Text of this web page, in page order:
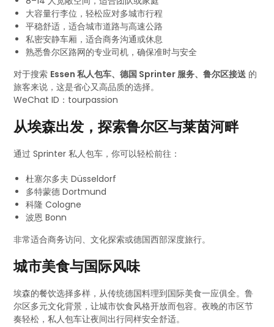
大容量行李位，轻松应对多城市行程
平稳舒适，适合城市道路与高速公路
私密安静车厢，适合商务沟通或休息
熟悉鲁尔区路网的专业司机，确保准时与安全
对于搜索 Essen 私人包车、德国 Sprinter 服务、鲁尔区接送 的
旅客来说，这是省心又高品质的选择。
WeChat ID：tourpassion
从埃森出发，探索鲁尔区与莱茵河畔
通过 Sprinter 私人包车，你可以轻松前往：
杜塞尔多夫 Düsseldorf
多特蒙德 Dortmund
科隆 Cologne
波恩 Bonn
非常适合商务访问、文化探索或德国西部深度旅行。
城市美食与国际风味
埃森的餐饮选择多样，从传统德国料理到国际美食一应俱全。鲁
尔区多元文化背景，让城市饮食风格开放而包容。夜晚的市区节
奏轻松，私人包车让夜间出行同样安全舒适。